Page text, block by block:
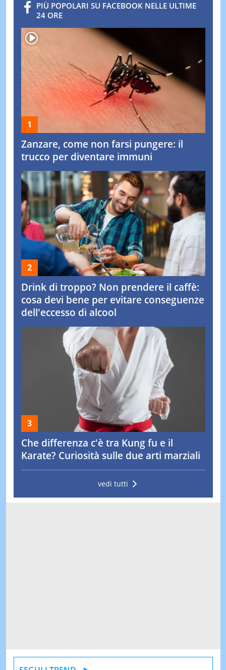
PIÙ POPOLARI SU FACEBOOK NELLE ULTIME
24 ORE
Zanzare, come non farsi pungere: il
trucco per diventare immuni
Drink di troppo? Non prendere il caffè:
cosa devi bene per evitare conseguenze
dell'eccesso di alcool
Che differenza c'è tra Kung fu e il
Karate? Curiosità sulle due arti marziali
vedi tutti